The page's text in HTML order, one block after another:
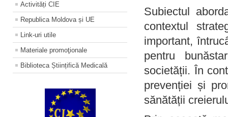
Activități CIE
Republica Moldova și UE
Link-uri utile
Materiale promoţionale
Biblioteca Științifică Medicală
Subiectul
contextul
important,
pentru
societății. În
prevenției și
sănătății